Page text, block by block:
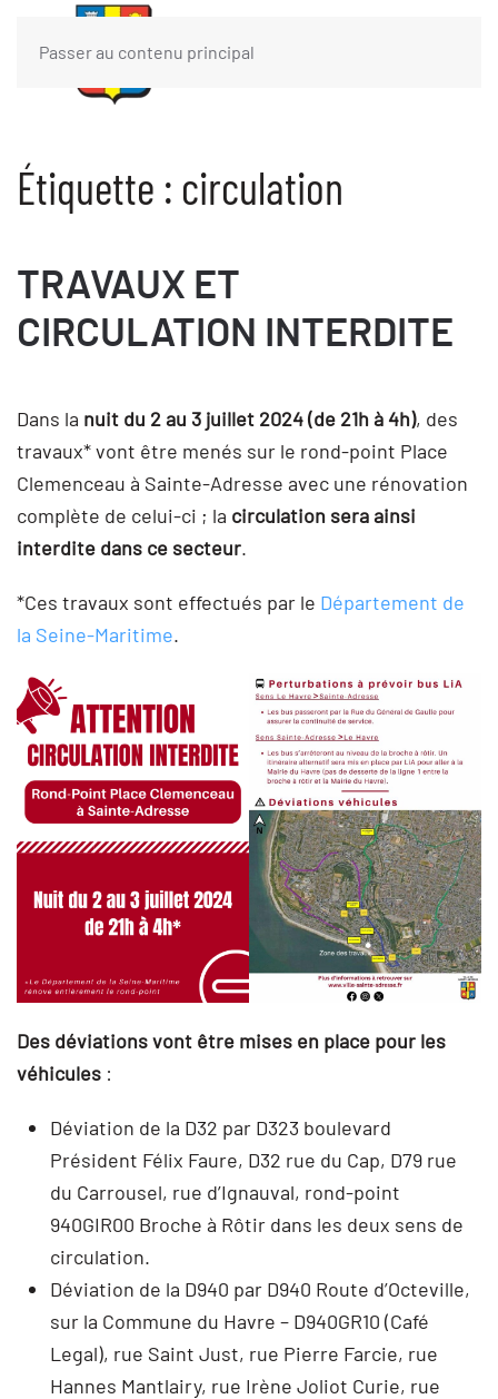
Passer au contenu principal
Étiquette : circulation
TRAVAUX ET
CIRCULATION INTERDITE
Dans la nuit du 2 au 3 juillet 2024 (de 21h à 4h), des
travaux* vont être menés sur le rond-point Place
Clemenceau à Sainte-Adresse avec une rénovation
complète de celui-ci ; la circulation sera ainsi
interdite dans ce secteur.
*Ces travaux sont effectués par le Département de
la Seine-Maritime.
Des déviations vont être mises en place pour les
véhicules :
Déviation de la D32 par D323 boulevard
Président Félix Faure, D32 rue du Cap, D79 rue
du Carrousel, rue d’Ignauval, rond-point
940GIR00 Broche à Rôtir dans les deux sens de
circulation.
Déviation de la D940 par D940 Route d’Octeville,
sur la Commune du Havre – D940GR10 (Café
Legal), rue Saint Just, rue Pierre Farcie, rue
Hannes Mantlairy, rue Irène Joliot Curie, rue